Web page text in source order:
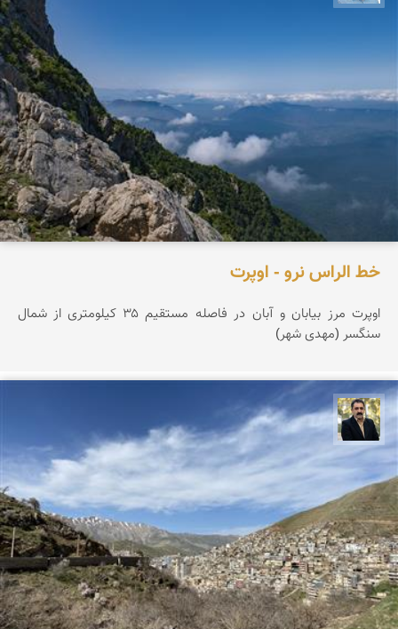
خط الراس نرو - اوپرت
اوپرت مرز بیابان و آبان در فاصله مستقیم ۳۵ کیلومتری از شمال
سنگسر (مهدی شهر)
عدنان مرادی